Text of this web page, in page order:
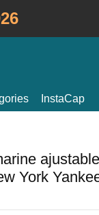
InstaCap
York